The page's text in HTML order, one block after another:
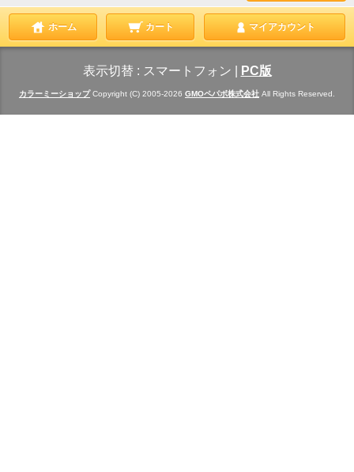
ホーム カート マイアカウント
表示切替 : スマートフォン PC版
カラーミーショップ Copyright (C) 2005-2026 GMOペパボ株式会社 All Rights Reserved.